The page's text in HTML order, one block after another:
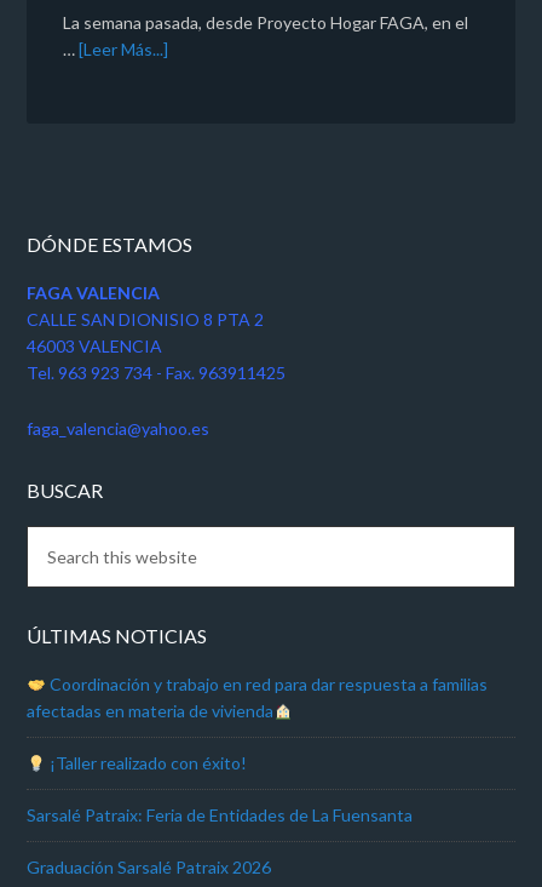
La semana pasada, desde Proyecto Hogar FAGA, en el
…[Leer Más...]
DÓNDE ESTAMOS
FAGA VALENCIA
CALLE SAN DIONISIO 8 PTA 2
46003 VALENCIA
Tel. 963 923 734 - Fax. 963911425
faga_valencia@yahoo.es
BUSCAR
ÚLTIMAS NOTICIAS
Coordinación y trabajo en red para dar respuesta a familias
afectadas en materia de vivienda
¡Taller realizado con éxito!
Sarsalé Patraix: Feria de Entidades de La Fuensanta
Graduación Sarsalé Patraix 2026